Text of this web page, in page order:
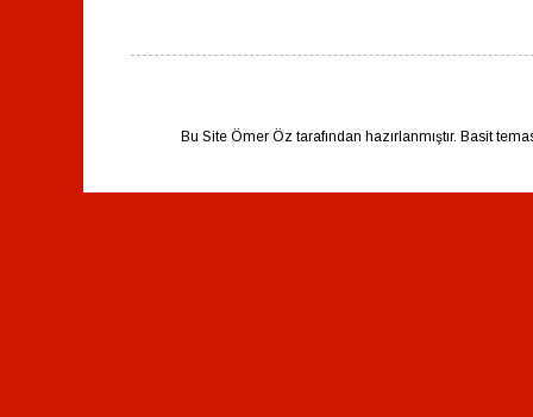
Bu Site Ömer Öz tarafından hazırlanmıştır. Basit